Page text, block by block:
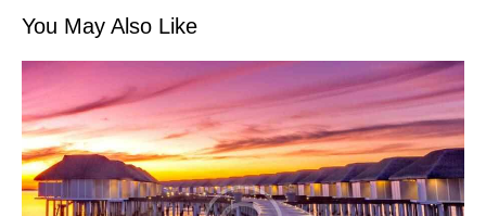
You May Also Like